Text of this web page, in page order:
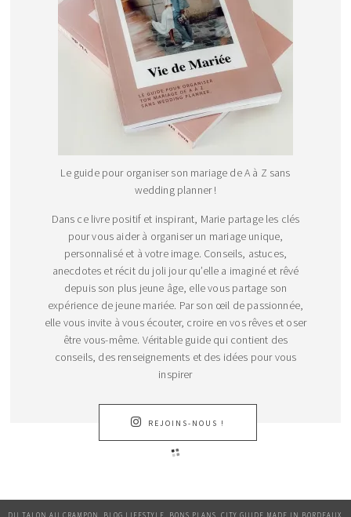
Le guide pour organiser son mariage de A à Z sans
wedding planner !
Dans ce livre positif et inspirant, Marie partage les clés
pour vous aider à organiser un mariage unique,
personnalisé et à votre image. Conseils, astuces,
anecdotes et récit du joli jour qu’elle a imaginé et rêvé
depuis son plus jeune âge, elle vous partage son
expérience de jeune mariée. Par son œil de passionnée,
elle vous invite à vous écouter, croire en vos rêves et oser
être vous-même. Véritable guide qui contient des
conseils, des renseignements et des idées pour vous
inspirer
REJOINS-NOUS !